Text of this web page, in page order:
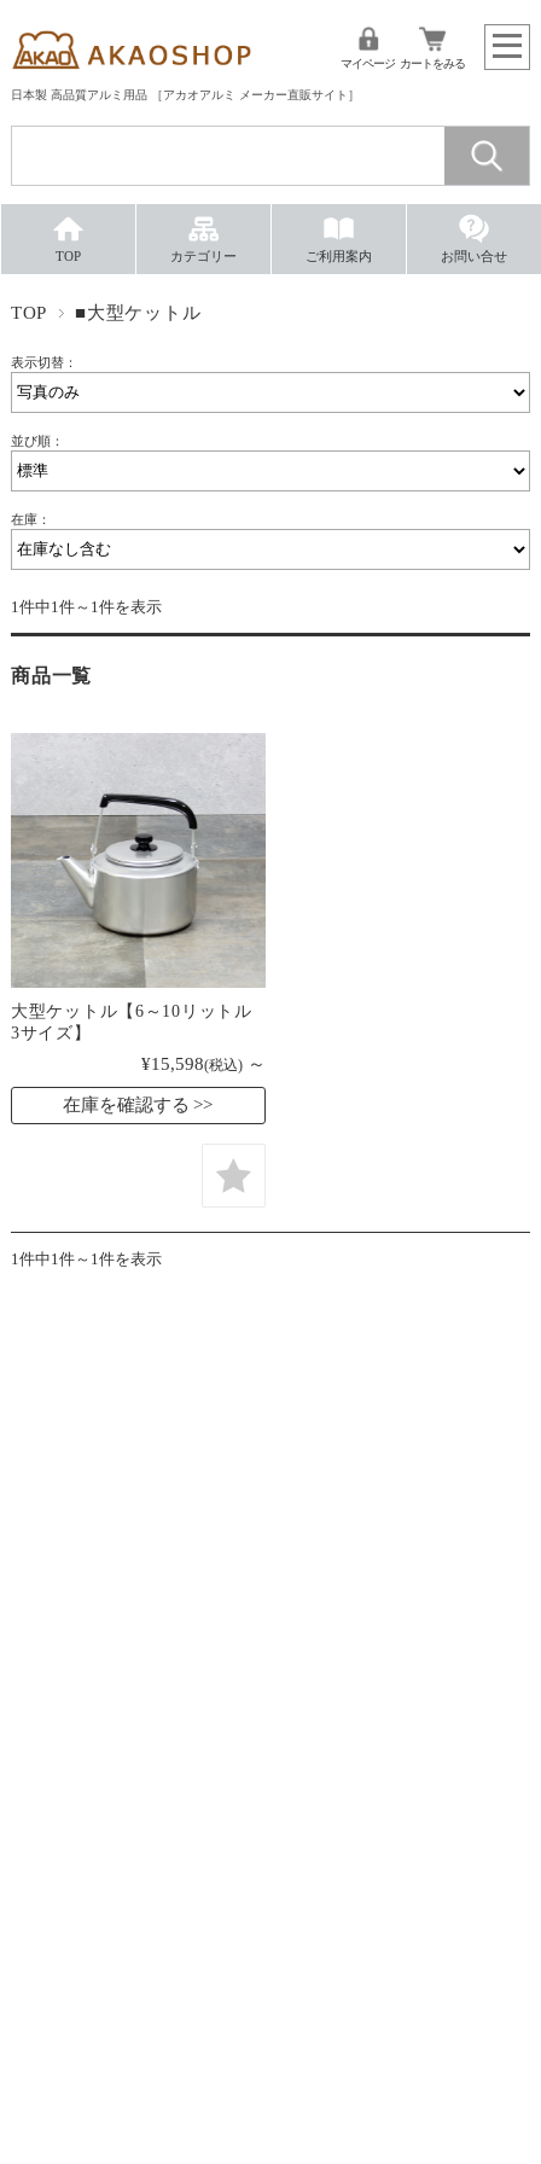
日本製 高品質アルミ用品 ［アカオアルミ メーカー直販サイト］
マイページ カートをみる
TOP カテゴリー ご利用案内 お問い合せ
TOP ■大型ケットル
表示切替：
並び順：
在庫：
1件中1件～1件を表示
商品一覧
大型ケットル【6～10リットル
3サイズ】
¥15,598(税込) ～
在庫を確認する
1件中1件～1件を表示